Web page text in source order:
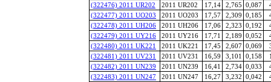
(322476) 2011 UR202
2011 UR202 17,14 2,765 0,087
(322477) 2011 UO203
2011 UO203 17,57 2,309 0,185
(322478) 2011 UH206
2011 UH206 17,06 2,323 0,192
(322479) 2011 UY216
2011 UY216 17,71 2,189 0,052
(322480) 2011 UK221
2011 UK221 17,45 2,607 0,069
(322481) 2011 UV231
2011 UV231 16,59 3,101 0,158
(322482) 2011 UN239
2011 UN239 16,41 2,734 0,033
(322483) 2011 UN247
2011 UN247 16,27 3,232 0,042